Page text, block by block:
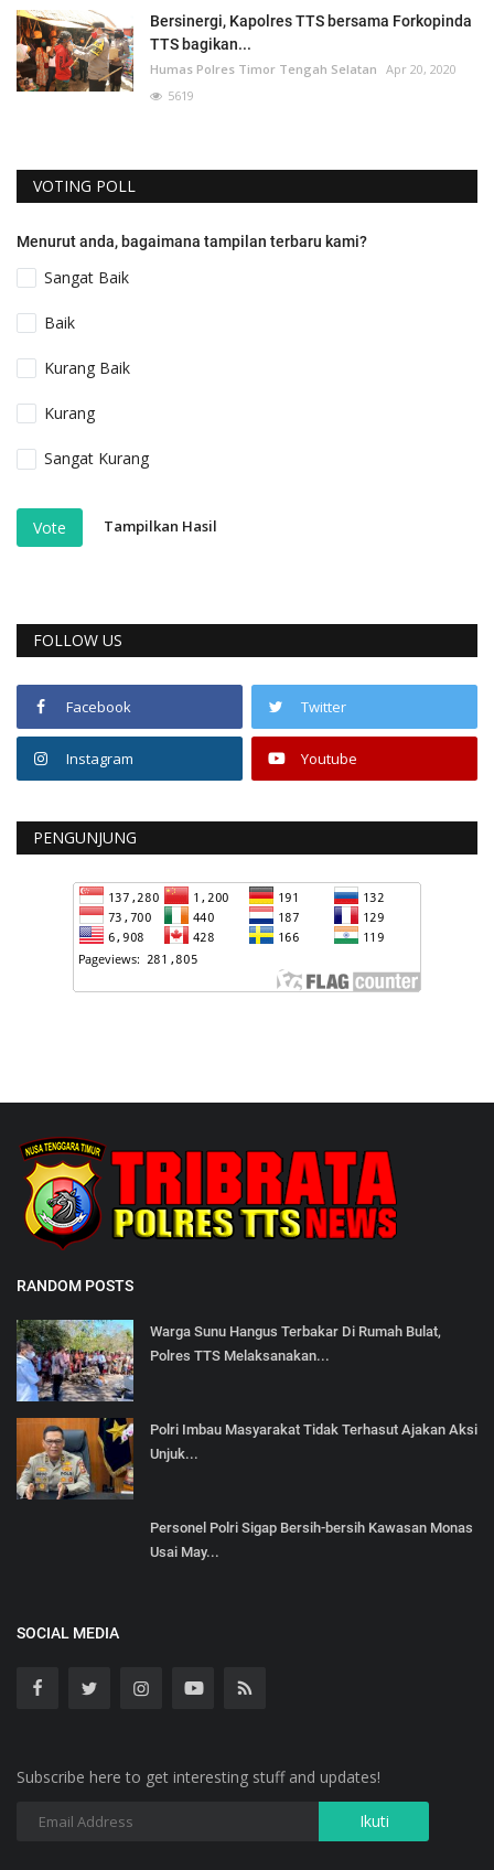
Bersinergi, Kapolres TTS bersama Forkopinda
TTS bagikan...
Humas Polres Timor Tengah Selatan Apr 20, 2020
5619
VOTING POLL
Menurut anda, bagaimana tampilan terbaru kami?
Sangat Baik
Baik
Kurang Baik
Kurang
Sangat Kurang
Vote Tampilkan Hasil
FOLLOW US
Facebook Twitter
Instagram Youtube
PENGUNJUNG
RANDOM POSTS
Warga Sunu Hangus Terbakar Di Rumah Bulat,
Polres TTS Melaksanakan...
Polri Imbau Masyarakat Tidak Terhasut Ajakan Aksi
Unjuk...
Personel Polri Sigap Bersih-bersih Kawasan Monas
Usai May...
SOCIAL MEDIA
Subscribe here to get interesting stuff and updates!